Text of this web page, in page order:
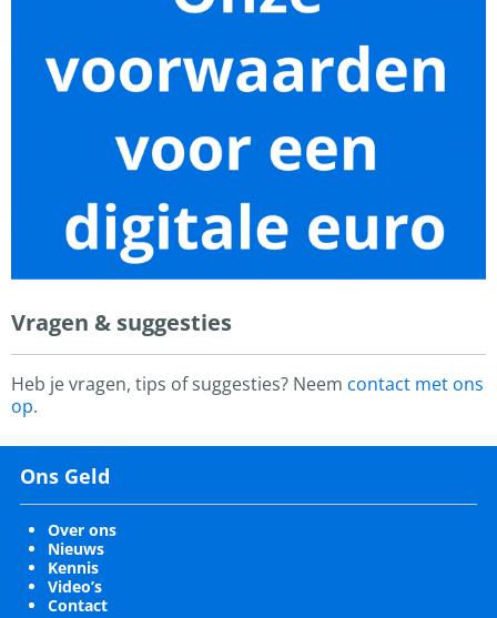
Vragen & suggesties
Heb je vragen, tips of suggesties? Neem contact met ons
op.
Ons Geld
Over ons
Nieuws
Kennis
Video’s
Contact